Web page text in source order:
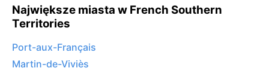
Największe miasta w French Southern
Territories
Port-aux-Français
Martin-de-Viviès